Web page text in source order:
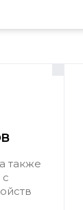
также